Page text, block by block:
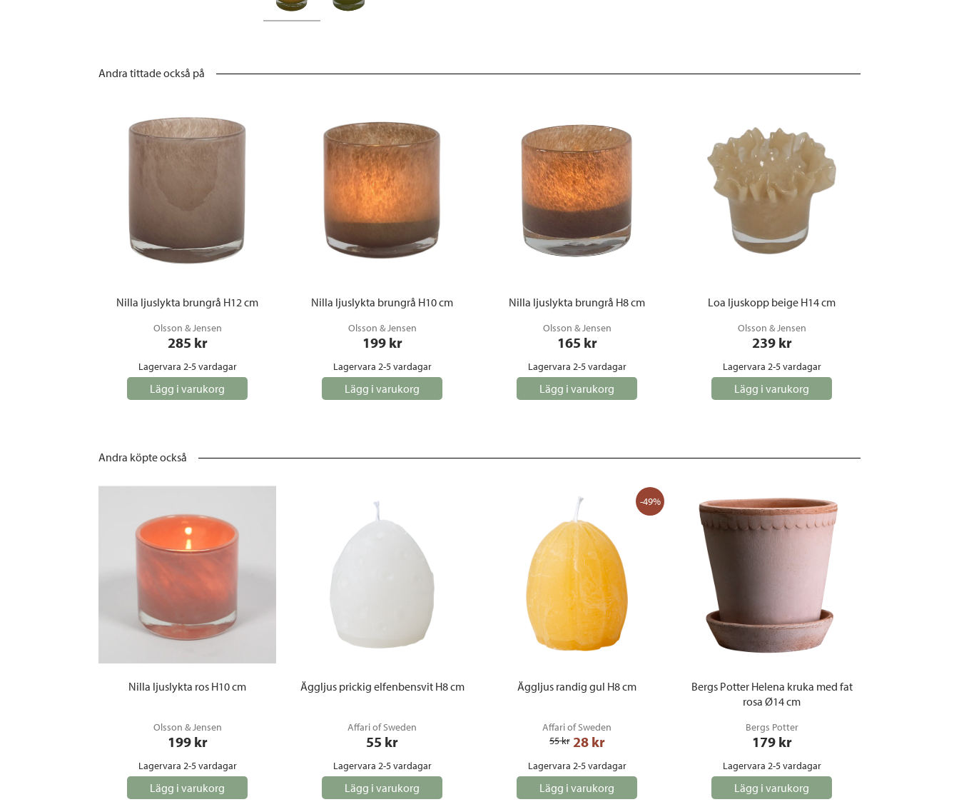
Andra tittade också på
Nilla ljuslykta brungrå H12 cm
Olsson & Jensen
285 kr
Lagervara 2-5 vardagar
Lägg i varukorg
Nilla ljuslykta brungrå H10 cm
Olsson & Jensen
199 kr
Lagervara 2-5 vardagar
Lägg i varukorg
Nilla ljuslykta brungrå H8 cm
Olsson & Jensen
165 kr
Lagervara 2-5 vardagar
Lägg i varukorg
Loa ljuskopp beige H14 cm
Olsson & Jensen
239 kr
Lagervara 2-5 vardagar
Lägg i varukorg
Andra köpte också
Nilla ljuslykta ros H10 cm
Olsson & Jensen
199 kr
Lagervara 2-5 vardagar
Lägg i varukorg
Äggljus prickig elfenbensvit H8 cm
Affari of Sweden
55 kr
Lagervara 2-5 vardagar
Lägg i varukorg
-49%
Äggljus randig gul H8 cm
Affari of Sweden
55 kr 28 kr
Lagervara 2-5 vardagar
Lägg i varukorg
Bergs Potter Helena kruka med fat
rosa Ø14 cm
Bergs Potter
179 kr
Lagervara 2-5 vardagar
Lägg i varukorg